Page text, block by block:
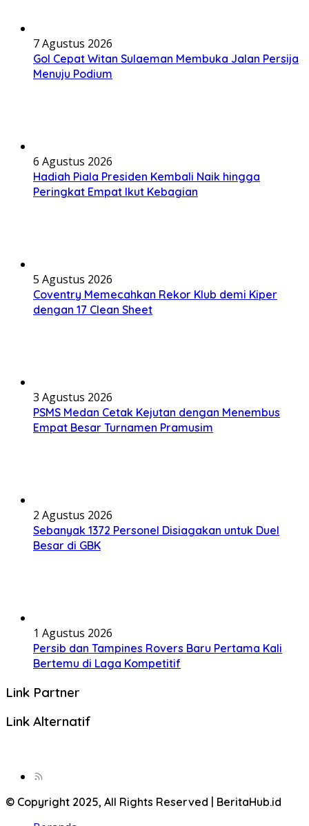
7 Agustus 2026
Gol Cepat Witan Sulaeman Membuka Jalan Persija
Menuju Podium
6 Agustus 2026
Hadiah Piala Presiden Kembali Naik hingga
Peringkat Empat Ikut Kebagian
5 Agustus 2026
Coventry Memecahkan Rekor Klub demi Kiper
dengan 17 Clean Sheet
3 Agustus 2026
PSMS Medan Cetak Kejutan dengan Menembus
Empat Besar Turnamen Pramusim
2 Agustus 2026
Sebanyak 1372 Personel Disiagakan untuk Duel
Besar di GBK
1 Agustus 2026
Persib dan Tampines Rovers Baru Pertama Kali
Bertemu di Laga Kompetitif
Link Partner
Link Alternatif
© Copyright 2025, All Rights Reserved | BeritaHub.id